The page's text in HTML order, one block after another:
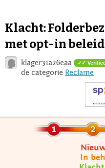
Voor Bedrijven
Login
Klacht:
met opt-in
klager31a26eaa ✓
de categorie Reclame
In